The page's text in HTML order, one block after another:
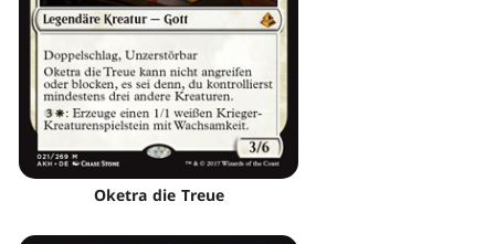
Oketra die Treue